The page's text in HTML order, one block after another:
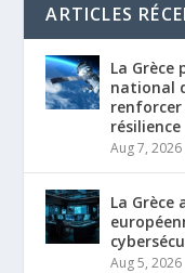
ARTICLES
La
national
renforcer
résilience
Aug 7, 2026
La
Aug 5, 2026